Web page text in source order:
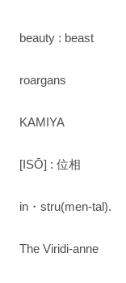
beauty : beast
roargans
KAMIYA
[ISŌ] : 位相
in・stru(men-tal).
The Viridi-anne